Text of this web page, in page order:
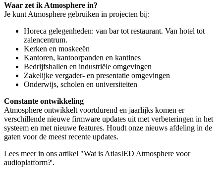
Waar zet ik Atmosphere in?
Je kunt Atmosphere gebruiken in projecten bij:
Horeca gelegenheden: van bar tot restaurant. Van hotel tot
zalencentrum.
Kerken en moskeeën
Kantoren, kantoorpanden en kantines
Bedrijfshallen en industriële omgevingen
Zakelijke vergader- en presentatie omgevingen
Onderwijs, scholen en universiteiten
Constante ontwikkeling
Atmosphere ontwikkelt voortdurend en jaarlijks komen er
verschillende nieuwe firmware updates uit met verbeteringen in het
systeem en met nieuwe features. Houdt onze nieuws afdeling in de
gaten voor de meest recente updates.
Lees meer in ons artikel "Wat is AtlasIED Atmosphere voor
audioplatform?'.